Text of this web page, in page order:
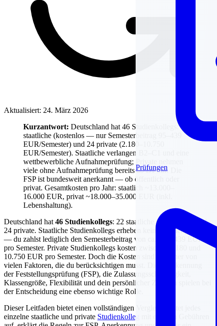
Prüfungen
Aktualisiert: 24. März 2026
Kurzantwort: Deutschland hat 46 Studienkollegs: 22
staatliche (kostenlos — nur Semesterbeitrag 95–439
EUR/Semester) und 24 private (2.180–10.750
EUR/Semester). Staatliche verlangen B2–C1 und eine
wettbewerbliche Aufnahmeprüfung; Private nehmen
viele ohne Aufnahmeprüfung bereits ab B1 auf. Die
FSP ist bundesweit anerkannt — ob öffentlich oder
privat. Gesamtkosten pro Jahr: staatlich ~13.000–
16.000 EUR, privat ~18.000–35.000 EUR (inkl.
Lebenshaltung).
Deutschland hat 46 Studienkollegs: 22 staatliche (öffentliche) und
24 private. Staatliche Studienkollegs erheben keine Studiengebühren
— du zahlst lediglich den Semesterbeitrag von ca. 95—439 EUR
pro Semester. Private Studienkollegs kosten zwischen 2.180 und
10.750 EUR pro Semester. Doch die Kosten sind nur einer von
vielen Faktoren, die du berücksichtigen musst. Die Anerkennung
der Feststellungsprüfung (FSP), die Zulassungsschwierigkeit,
Klassengröße, Flexibilität und dein persönlicher Zeitplan spielen bei
der Entscheidung eine ebenso wichtige Rolle.
Dieser Leitfaden bietet einen vollständigen Vergleich, listet jedes
einzelne staatliche und private Studienkolleg